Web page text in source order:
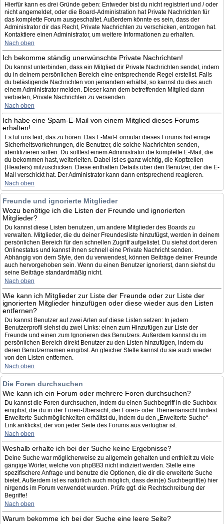
Hierfür kann es drei Gründe geben: Entweder bist du nicht registriert und / oder
nicht angemeldet, oder die Board-Administration hat Private Nachrichten für
das komplette Forum ausgeschaltet. Außerdem könnte es sein, dass der
Administrator dir das Recht, Private Nachrichten zu verschicken, entzogen hat.
Kontaktiere einen Administrator, um weitere Informationen zu erhalten.
Nach oben
Ich bekomme ständig unerwünschte Private Nachrichten!
Du kannst unterbinden, dass ein Mitglied dir Private Nachrichten sendet, indem
du in deinem persönlichen Bereich eine entsprechende Regel erstellst. Falls
du belästigende Nachrichten von jemandem erhältst, so kannst du dies auch
einem Administrator melden. Dieser kann dem betreffenden Mitglied dann
verbieten, Private Nachrichten zu versenden.
Nach oben
Ich habe eine Spam-E-Mail von einem Mitglied dieses Forums
erhalten!
Es tut uns leid, das zu hören. Das E-Mail-Formular dieses Forums hat einige
Sicherheitsvorkehrungen, die Benutzer, die solche Nachrichten senden,
identifizieren sollen. Du solltest einem Administrator die komplette E-Mail, die
du bekommen hast, weiterleiten. Dabei ist es ganz wichtig, die Kopfzeilen
(Headers) mitzuschicken. Diese enthalten Details über den Benutzer, der die E-
Mail verschickt hat. Der Administrator kann dann entsprechend reagieren.
Nach oben
Freunde und ignorierte Mitglieder
Wozu benötige ich die Listen der Freunde und ignorierten
Mitglieder?
Du kannst diese Listen benutzen, um andere Mitglieder des Boards zu
verwalten. Mitglieder, die du deiner Freundesliste hinzufügst, werden in deinem
persönlichen Bereich für den schnellen Zugriff aufgelistet. Du siehst dort deren
Onlinestatus und kannst ihnen schnell eine Private Nachricht senden.
Abhängig von dem Style, den du verwendest, können Beiträge deiner Freunde
auch hervorgehoben sein. Wenn du einen Benutzer ignorierst, dann siehst du
seine Beiträge standardmäßig nicht.
Nach oben
Wie kann ich Mitglieder zur Liste der Freunde oder zur Liste der
ignorierten Mitglieder hinzufügen oder diese wieder aus den Listen
entfernen?
Du kannst Benutzer auf zwei Arten auf diese Listen setzen: In jedem
Benutzerprofil siehst du zwei Links: einen zum Hinzufügen zur Liste der
Freunde und einen zum Ignorieren des Benutzers. Außerdem kannst du im
persönlichen Bereich direkt Benutzer zu den Listen hinzufügen, indem du
deren Benutzernamen eingibst. An gleicher Stelle kannst du sie auch wieder
von den Listen entfernen.
Nach oben
Die Foren durchsuchen
Wie kann ich ein Forum oder mehrere Foren durchsuchen?
Du kannst die Foren durchsuchen, indem du einen Suchbegriff in die Suchbox
eingibst, die du in der Foren-Übersicht, der Foren- oder Themenansicht findest.
Erweiterte Suchmöglichkeiten erhältst du, indem du den „Erweiterte Suche“-
Link anklickst, der von jeder Seite des Forums aus verfügbar ist.
Nach oben
Weshalb erhalte ich bei der Suche keine Ergebnisse?
Deine Suche war möglicherweise zu allgemein gehalten und enthielt zu viele
gängige Wörter, welche von phpBB3 nicht indiziert werden. Stelle eine
spezifischere Anfrage und benutze die Optionen, die dir die erweiterte Suche
bietet. Außerdem ist es natürlich auch möglich, dass dein(e) Suchbegriff(e) hier
nirgends im Forum verwendet wurden. Prüfe ggf. die Rechtschreibung der
Begriffe!
Nach oben
Warum bekomme ich bei der Suche eine leere Seite?